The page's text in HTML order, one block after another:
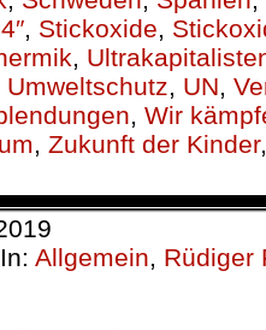
, Stickoxide,
,
Umweltschutz, UN,
, Wir
, Zukunft der Kinder
Allgemein, Rüdiger